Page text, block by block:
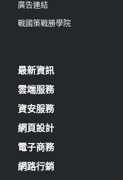
廣告連結
戰國策戰勝學院
最新資訊
雲端服務
資安服務
網頁設計
電子商務
網路行銷